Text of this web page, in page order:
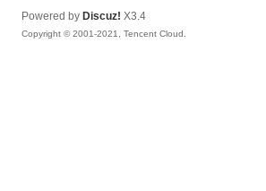
网
Powered by Discuz! X3.4
Copyright © 2001-2021, Tencent Cloud.